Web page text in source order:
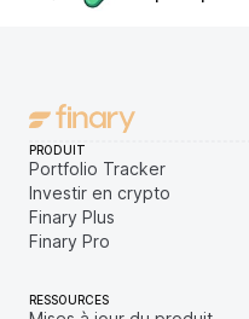
PRODUIT
Portfolio Tracker
Investir en crypto
Finary Plus
Finary Pro
RESSOURCES